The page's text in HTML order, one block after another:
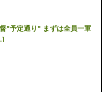
"予定通り" まずは全員一軍